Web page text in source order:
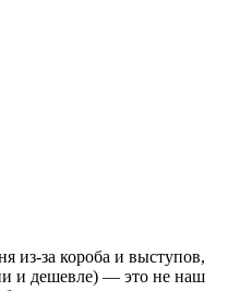
из-за короба и выступов,
и дешевле) — это не наш